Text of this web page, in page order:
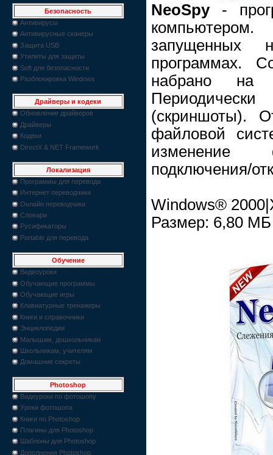
Безопасность
Антивирусы
Антивирусные сканеры
Защита USB
Утилиты для защиты
Soft для безопасности
Разблокировка Windows
Драйверы и кодеки
Обновление драйверов
Драйверы
Кодеки
DirectX & NET Framework
Локализация
Программы для перевода
Интернет переводчики
Онлайн переводчики
Словари
Русификаторы
Portable для перевода
Обучение
Видеоуроки
Обучающие программы
Обучающие игры
Клавиатурные тренажеры
Книги и справочники
Энциклопедии
Малышам, дошкольникам
Школьникам, учителям
Домашние секреты
Photoshop
Видеуроки по фотошопу
Уроки фотошопа
Книги по Photoshop
Плагины для Photoshop
Шаблоны для Photoshop
Дополнения Photoshop
NeoSpy-
запущенных
программах.
набрано на
(скриншоты).
файловой
изменение
подключения/
Windows®
Размер: 6,80 МБ